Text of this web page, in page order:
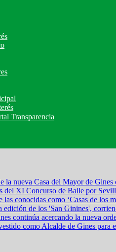
Transparencia
la nueva Casa del Mayor de
del XI Concurso de Baile por
conocidas como ‘Casas de los
de los 'San Ginines',
continúa acercando la nueva
como Alcalde de Gines para